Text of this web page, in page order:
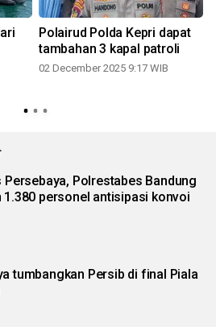
Polairud Polda Kepri dapat
tambahan 3 kapal patroli
02 December 2025 9:17 WIB
Persebaya, Polrestabes Bandung
1.380 personel antisipasi konvoi
tumbangkan Persib di final Piala